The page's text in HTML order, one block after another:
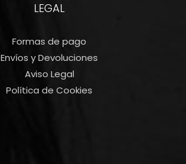
LEGAL
Formas de pago
Envíos y Devoluciones
Aviso Legal
Política de Cookies